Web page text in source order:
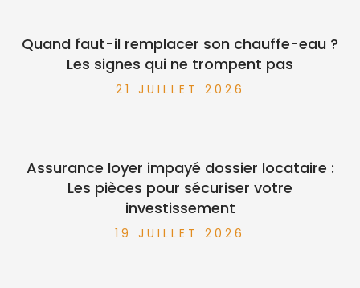
Quand faut-il remplacer son chauffe-eau ?
Les signes qui ne trompent pas
21 JUILLET 2026
Assurance loyer impayé dossier locataire :
Les pièces pour sécuriser votre
investissement
19 JUILLET 2026